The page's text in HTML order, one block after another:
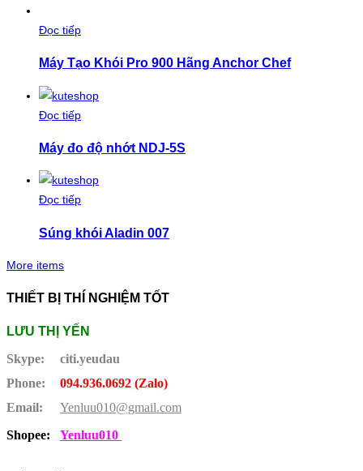
Đọc tiếp
Máy Tạo Khói Pro 900 Hãng Anchor Chef
Đọc tiếp
Máy đo độ nhớt NDJ-5S
Đọc tiếp
Súng khói Aladin 007
More items
THIẾT BỊ THÍ NGHIỆM TỐT
LƯU THỊ YẾN
Skype:
citi.yeudau
Phone:
094.936.0692 (Zalo)
Email:
Yenluu010@gmail.com
Shopee:
Yenluu010